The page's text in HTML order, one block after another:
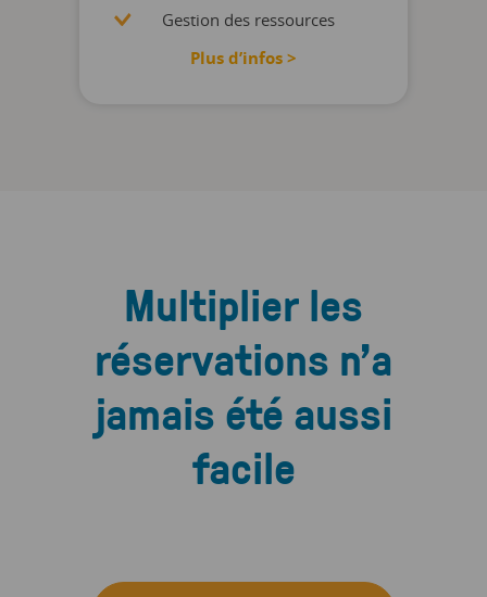
Gestion des ressources
Plus d’infos >
Multiplier les
réservations n’a
jamais été aussi
facile